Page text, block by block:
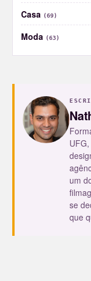
Casa (69)
Moda (63)
um
se
que